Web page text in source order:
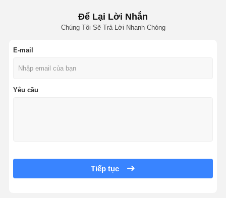
Yêu Cầu Báo
Máy khử lưu huỳnh oxit sắt
Dimethylaminoethyl Methacrylate
polyacrylamit không ion
Để Lại Lời Nhắn
Chúng Tôi Sẽ Trả Lời Nhanh Chóng
E-mail
Yêu cầu
Tiếp tục